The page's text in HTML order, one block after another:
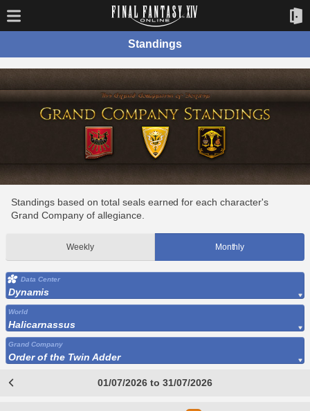
Standings
Standings based on total seals earned for each character's
Grand Company of allegiance.
Weekly Monthly
Data Center
Dynamis
World
Halicarnassus
Grand Company
Order of the Twin Adder
01/07/2026 to 31/07/2026